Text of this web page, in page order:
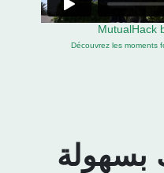
Découvrez les